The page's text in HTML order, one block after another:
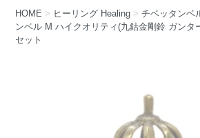
HOME > ヒーリング Healing >チベッタンベ
ンベル M ハイクオリティ(九鈷金剛鈴 ガンタ
セット